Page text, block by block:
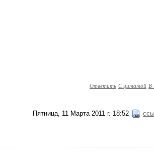
Ответить С цитатой В
Пятница, 11 Марта 2011 г. 18:52